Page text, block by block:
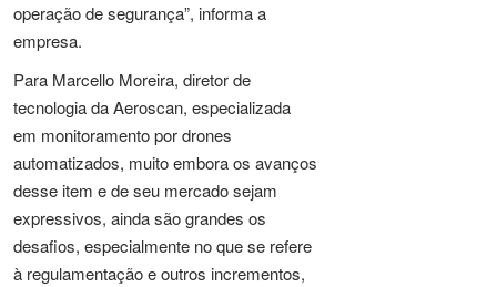
operação de segurança”, informa a
empresa.
Para Marcello Moreira, diretor de
tecnologia da Aeroscan, especializada
em monitoramento por drones
automatizados, muito embora os avanços
desse item e de seu mercado sejam
expressivos, ainda são grandes os
desafios, especialmente no que se refere
à regulamentação e outros incrementos,